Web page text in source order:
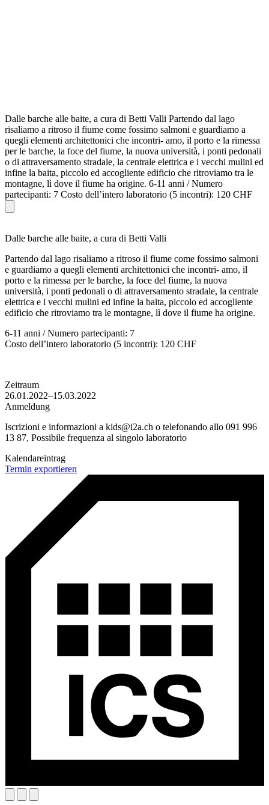
Dalle barche alle baite, a cura di Betti Valli Partendo dal lago
risaliamo a ritroso il fiume come fossimo salmoni e guardiamo a
quegli elementi architettonici che incontri- amo, il porto e la rimessa
per le barche, la foce del fiume, la nuova università, i ponti pedonali
o di attraversamento stradale, la centrale elettrica e i vecchi mulini ed
infine la baita, piccolo ed accogliente edificio che ritroviamo tra le
montagne, lì dove il fiume ha origine. 6-11 anni / Numero
partecipanti: 7 Costo dell’intero laboratorio (5 incontri): 120 CHF
Dalle barche alle baite, a cura di Betti Valli
Partendo dal lago risaliamo a ritroso il fiume come fossimo salmoni
e guardiamo a quegli elementi architettonici che incontri- amo, il
porto e la rimessa per le barche, la foce del fiume, la nuova
università, i ponti pedonali o di attraversamento stradale, la centrale
elettrica e i vecchi mulini ed infine la baita, piccolo ed accogliente
edificio che ritroviamo tra le montagne, lì dove il fiume ha origine.
6-11 anni / Numero partecipanti: 7
Costo dell’intero laboratorio (5 incontri): 120 CHF
Zeitraum
26.01.2022–15.03.2022
Anmeldung
Iscrizioni e informazioni a kids@i2a.ch o telefonando allo 091 996
13 87, Possibile frequenza al singolo laboratorio
Kalendareintrag
Termin exportieren